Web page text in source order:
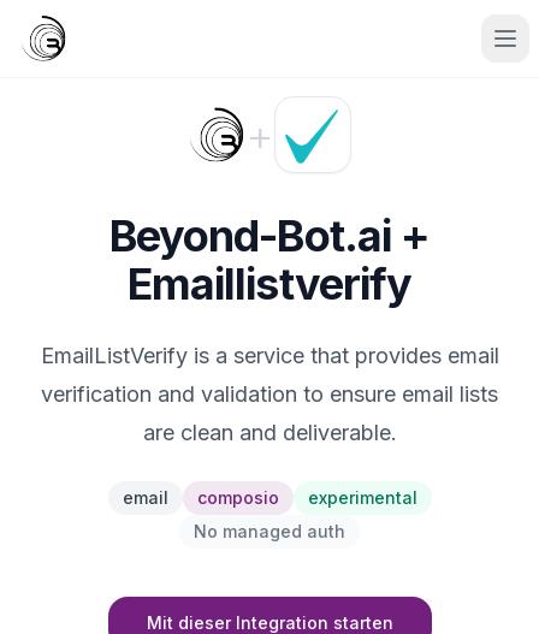
+
Beyond-Bot.ai +
Emaillistverify
EmailListVerify is a service that provides email
verification and validation to ensure email lists
are clean and deliverable.
email composio
experimental
No managed auth
Mit dieser Integration starten